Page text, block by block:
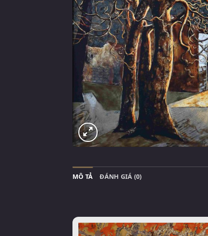
MÔ TẢ ĐÁNH GIÁ (0)